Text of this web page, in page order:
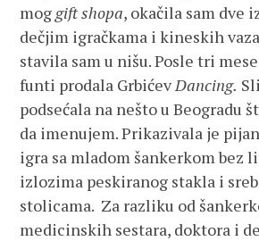
mog gift shopa, okačila sam dve
dečjim igračkama i kineskih
stavila sam u nišu. Posle tri
funti prodala GrbićevDancing.
podsećala na nešto u Beogradu
da imenujem. Prikazivala je
igra sa mladom šankerkom bez
izlozima peskiranog stakla i
stolicama. Za razliku od
medicinskih sestara, doktora i